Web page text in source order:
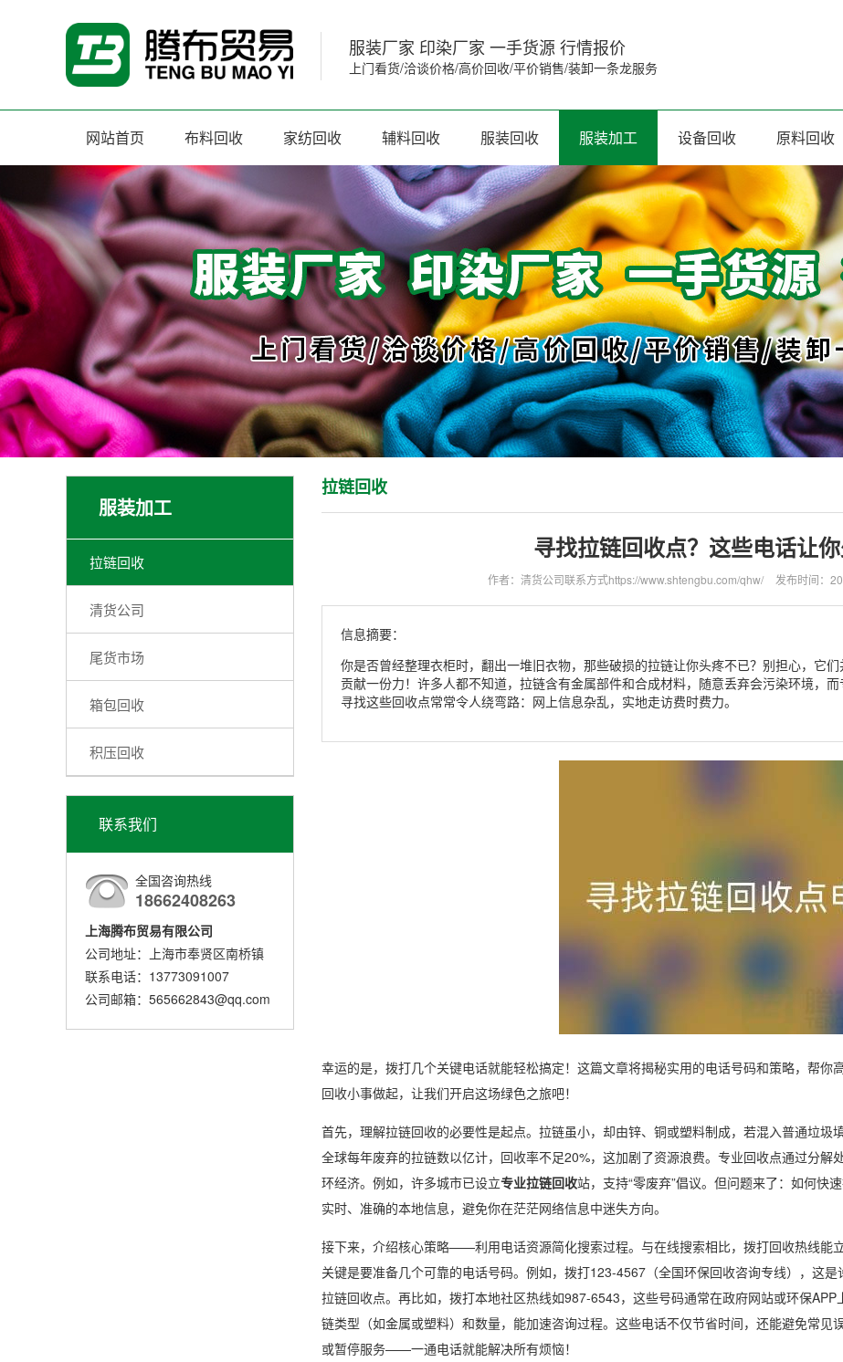
服装厂家 印染厂家 一手货源 行情报价
上门看货/洽谈价格/高价回收/平价销售/装卸一条龙服务
网站首页 布料回收 家纺回收 辅料回收 服装回收 服装加工 设备回收 原料回收
服装加工
拉链回收
清货公司
尾货市场
箱包回收
积压回收
联系我们
全国咨询热线
18662408263
上海腾布贸易有限公司
公司地址：上海市奉贤区南桥镇
联系电话：13773091007
公司邮箱：565662843@qq.com
拉链回收
寻找拉链回收点？这些电话让你
作者：清货公司联系方式https://www.shtengbu.com/qhw/ 发布时间：
信息摘要：
你是否曾经整理衣柜时，翻出一堆旧衣物，那些破损的拉链让你头疼不已？别担心，
贡献一份力！许多人都不知道，拉链含有金属部件和合成材料，随意丢弃会污染环境，
寻找这些回收点常常令人绕弯路：网上信息杂乱，实地走访费时费力。
幸运的是，拨打几个关键电话就能轻松搞定！这篇文章将揭秘实用的电话号码和策略，帮
回收小事做起，让我们开启这场绿色之旅吧！
首先，理解拉链回收的必要性是起点。拉链虽小，却由锌、铜或塑料制成，若混入普通垃圾
全球每年废弃的拉链数以亿计，回收率不足20%，这加剧了资源浪费。专业回收点通过分
环经济。例如，许多城市已设立专业拉链回收站，支持“零废弃”倡议。但问题来了：如何快
实时、准确的本地信息，避免你在茫茫网络信息中迷失方向。
接下来，介绍核心策略——利用电话资源简化搜索过程。与在线搜索相比，拨打回收热线能
关键是要准备几个可靠的电话号码。例如，拨打123-4567（全国环保回收咨询专线），这
拉链回收点。再比如，拨打本地社区热线如987-6543，这些号码通常在政府网站或环保
链类型（如金属或塑料）和数量，能加速咨询过程。这些电话不仅节省时间，还能避免常
或暂停服务——一通电话就能解决所有烦恼！